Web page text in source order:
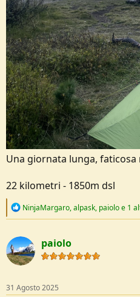
Una giornata lunga,
22 kilometri - 1850m dsl
R
c
t
i
o
s
:
NinjaMargaro,alpask, paioloe 1
paiolo
31 Agosto 2025